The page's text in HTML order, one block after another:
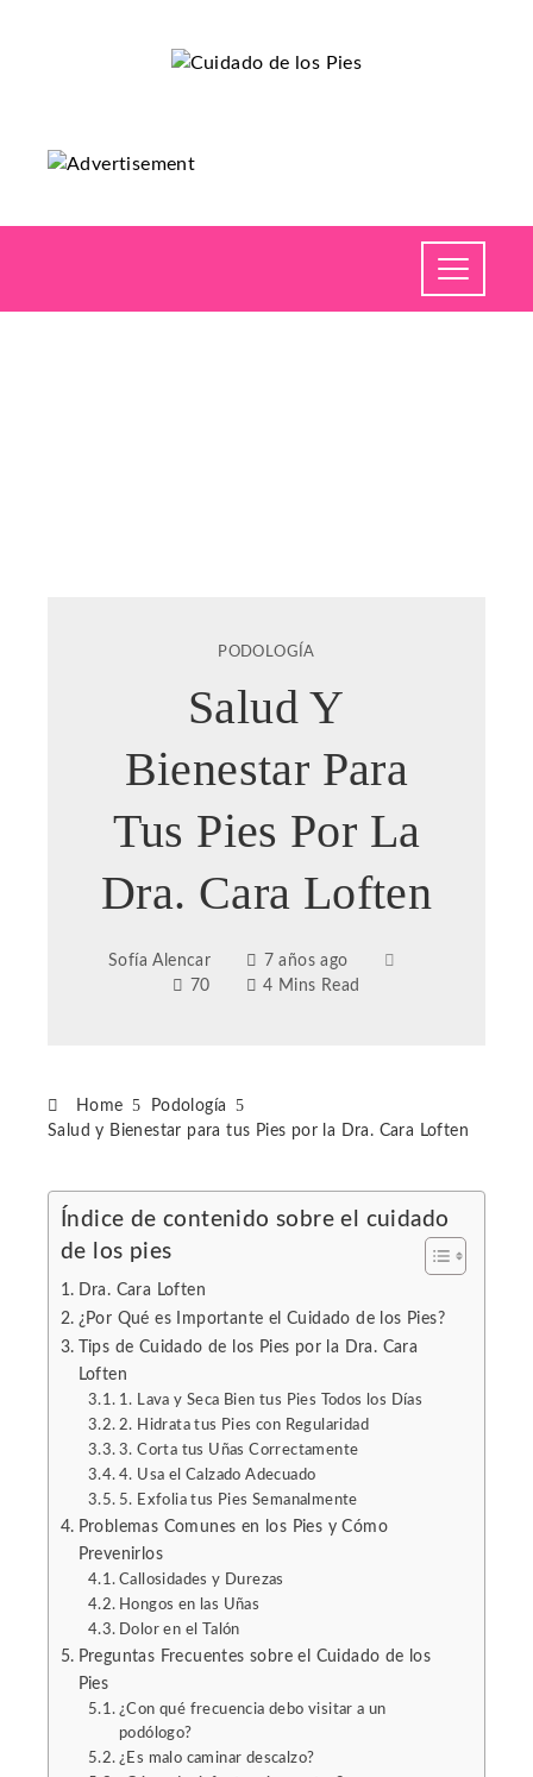
PODOLOGÍA
Salud Y
Bienestar Para
Tus Pies Por La
Dra. Cara Loften
Sofía Alencar
7 años ago
70
4 Mins Read
Home
Podología
Salud y Bienestar para tus Pies por la Dra. Cara Loften
Índice de contenido sobre el cuidado
de los pies
Dra. Cara Loften
¿Por Qué es Importante el Cuidado de los Pies?
Tips de Cuidado de los Pies por la Dra. Cara
Loften
1. Lava y Seca Bien tus Pies Todos los Días
2. Hidrata tus Pies con Regularidad
3. Corta tus Uñas Correctamente
4. Usa el Calzado Adecuado
5. Exfolia tus Pies Semanalmente
Problemas Comunes en los Pies y Cómo
Prevenirlos
Callosidades y Durezas
Hongos en las Uñas
Dolor en el Talón
Preguntas Frecuentes sobre el Cuidado de los
Pies
¿Con qué frecuencia debo visitar a un
podólogo?
¿Es malo caminar descalzo?